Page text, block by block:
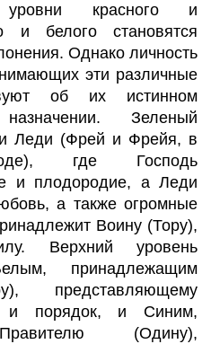
красного и
и белого становятся
Однако личность
эти различные
об их истинном
Зеленый
Леди (Фрей и Фрейя, в
где Господь
и плодородие, а Леди
а также огромные
Воину (Тору),
Верхний уровень
принадлежащим
представляющему
и порядок, и Синим,
(Одину),